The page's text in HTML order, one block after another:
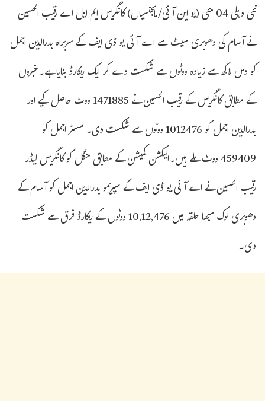
نئی دہلی 04 مئی (یو این آئی/ ایجنسیاں) کانگریس ایم ایل اے رقیب الحسین
نے آسام کی دھوبری سیٹ سے اے آئی یو ڈی ایف کے سربراہ بدرالدین اجمل
کو دس لاکھ سے زیادہ ووٹوں سے شکست دے کر ایک ریکارڈ بنایا ہے۔خبروں
کے مطابق کانگریس کے رقیب الحسین نے 1471885 ووٹ حاصل کیے اور
بدرالدین اجمل کو 1012476 ووٹوں سے شکست دی۔ مسٹر اجمل کو
459409 ووٹ ملے ہیں۔الیکشن کمیشن کے مطابق منگل کو کانگریس لیڈر
رقیب الحسین نے اے آئی یو ڈی ایف کے سپریمو بدرالدین اجمل کو آسام کے
دھوبری لوک سبھا حلقہ میں 10,12,476 ووٹوں کے ریکارڈ فرق سے شکست
دی۔